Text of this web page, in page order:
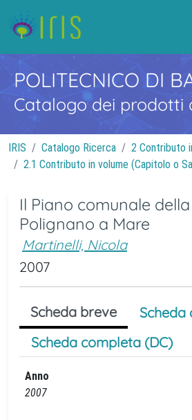
POLITECNICO DI
Catalogo dei prodotti
IRIS Catalogo Ricerca
2 Contributo
2.1 Contributo in volume (Capitolo o
Il Piano comunale
Polignano a Mare
Martinelli, Nicola
2007
Scheda breve
Scheda
Scheda completa (DC)
Anno
2007